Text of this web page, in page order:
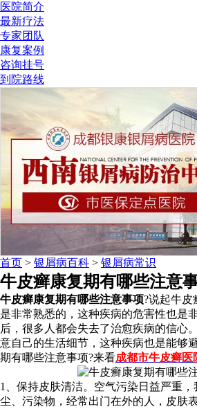
医院简介
最新疗法
专家团队
康复案例
咨询挂号
到院路线
首页 > 银屑病百科 > 银屑病常识
牛皮癣康复期有哪些注意
牛皮癣康复期有哪些注意事项?说起牛皮
是非常熟悉的，这种疾病的危害性也是
后，很多人都会失去了治愈疾病的信心
意自己的生活细节，这种疾病也是能够
期有哪些注意事项?来看成都市牛皮癣医
1、保持皮肤清洁。空气污染日益严重
尘、污染物，经常出门在外的人，皮肤